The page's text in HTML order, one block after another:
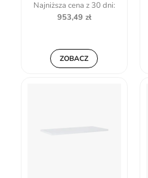
Najniższa cena z 30 dni:
953,49 zł
ZOBACZ